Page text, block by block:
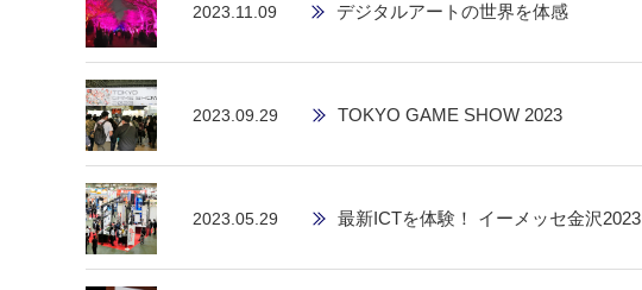
2023.11.09 デジタルアートの世界を体感
2023.09.29 TOKYO GAME SHOW 2023
2023.05.29 最新ICTを体験！ イーメッセ金沢2023